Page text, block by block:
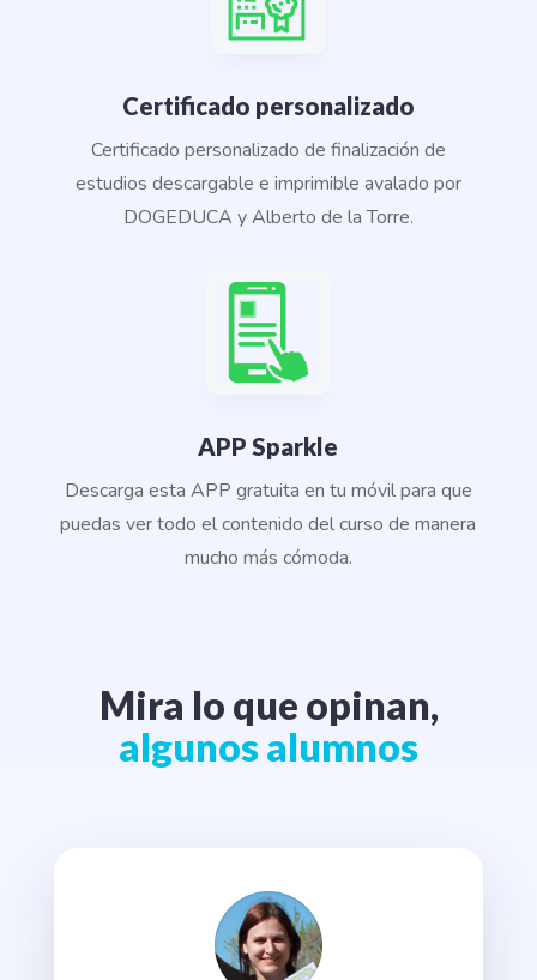
Certificado personalizado
Certificado personalizado de finalización de
estudios descargable e imprimible avalado por
DOGEDUCA y Alberto de la Torre.
APP Sparkle
Descarga esta APP gratuita en tu móvil para que
puedas ver todo el contenido del curso de manera
mucho más cómoda.
Mira lo que opinan,
algunos alumnos